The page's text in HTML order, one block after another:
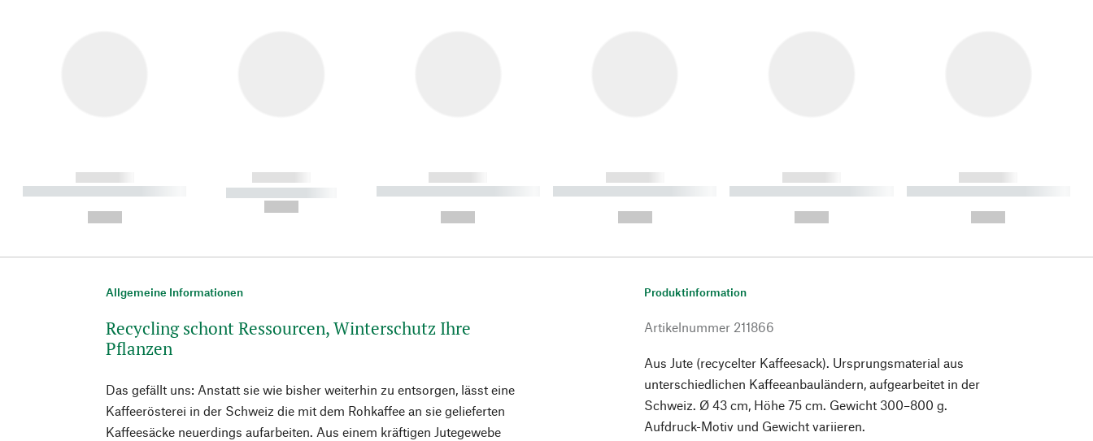
------------
----------- ----------- ----------
------------
----------- -----------
------------
----------- ----------- ----------
------------
----------- ----------- ----------
------------
----------- ----------- ----------
------------
----------- ----------- ----------
Allgemeine Informationen
Recycling schont Ressourcen, Winterschutz Ihre
Pflanzen
Das gefällt uns: Anstatt sie wie bisher weiterhin zu entsorgen, lässt eine
Kaffeerösterei in der Schweiz die mit dem Rohkaffee an sie gelieferten
Kaffeesäcke neuerdings aufarbeiten. Aus einem kräftigen Jutegewebe
Produktinformation
Artikelnummer 211866
Aus Jute (recycelter Kaffeesack). Ursprungsmaterial aus
unterschiedlichen Kaffeeanbauländern, aufgearbeitet in der
Schweiz. Ø 43 cm, Höhe 75 cm. Gewicht 300–800 g.
Aufdruck-Motiv und Gewicht variieren.